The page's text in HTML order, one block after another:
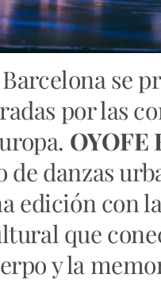
se
por las
OYOFE
danzas
edición con
que
y la